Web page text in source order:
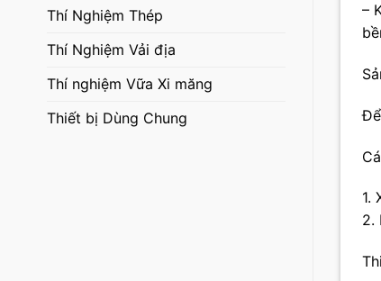
Thí Nghiệm Thép
Thí Nghiệm Vải địa
Thí nghiệm Vữa Xi măng
Thiết bị Dùng Chung
–
1.
2.